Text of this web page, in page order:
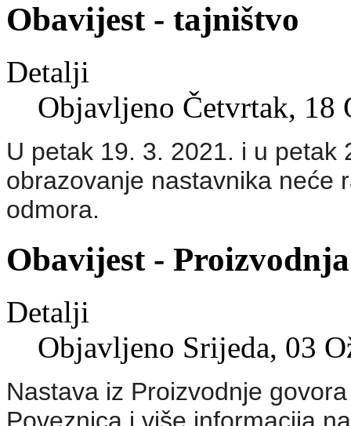
Obavijest - tajništvo
Detalji
Objavljeno Četvrtak, 18
U petak 19. 3. 2021. i u petak
obrazovanje nastavnika neće
odmora.
Obavijest -
Detalji
Objavljeno Srijeda, 03
Nastava iz Proizvodnje